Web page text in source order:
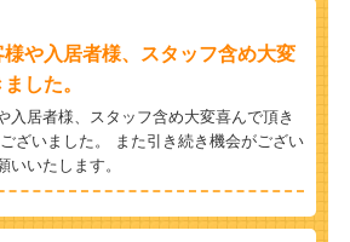
や入居者様、スタッフ含め大変
した。
入居者様、スタッフ含め大変喜んで頂き
ざいました。 また引き続き機会がござい
いいたします。